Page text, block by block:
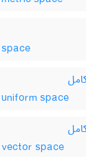
space
space